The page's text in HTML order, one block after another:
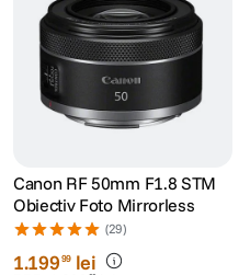
Canon RF 50mm F1.8 STM
Obiectiv Foto Mirrorless
(29)
1.19999 lei